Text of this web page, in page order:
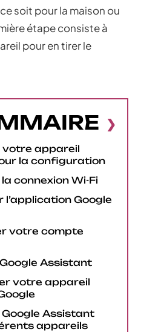
soit pour la maison ou
étape consiste à
pour en tirer le
votre appareil
la configuration
connexion Wi-Fi
l’application Google
votre compte
Assistant
votre appareil
Assistant
appareils